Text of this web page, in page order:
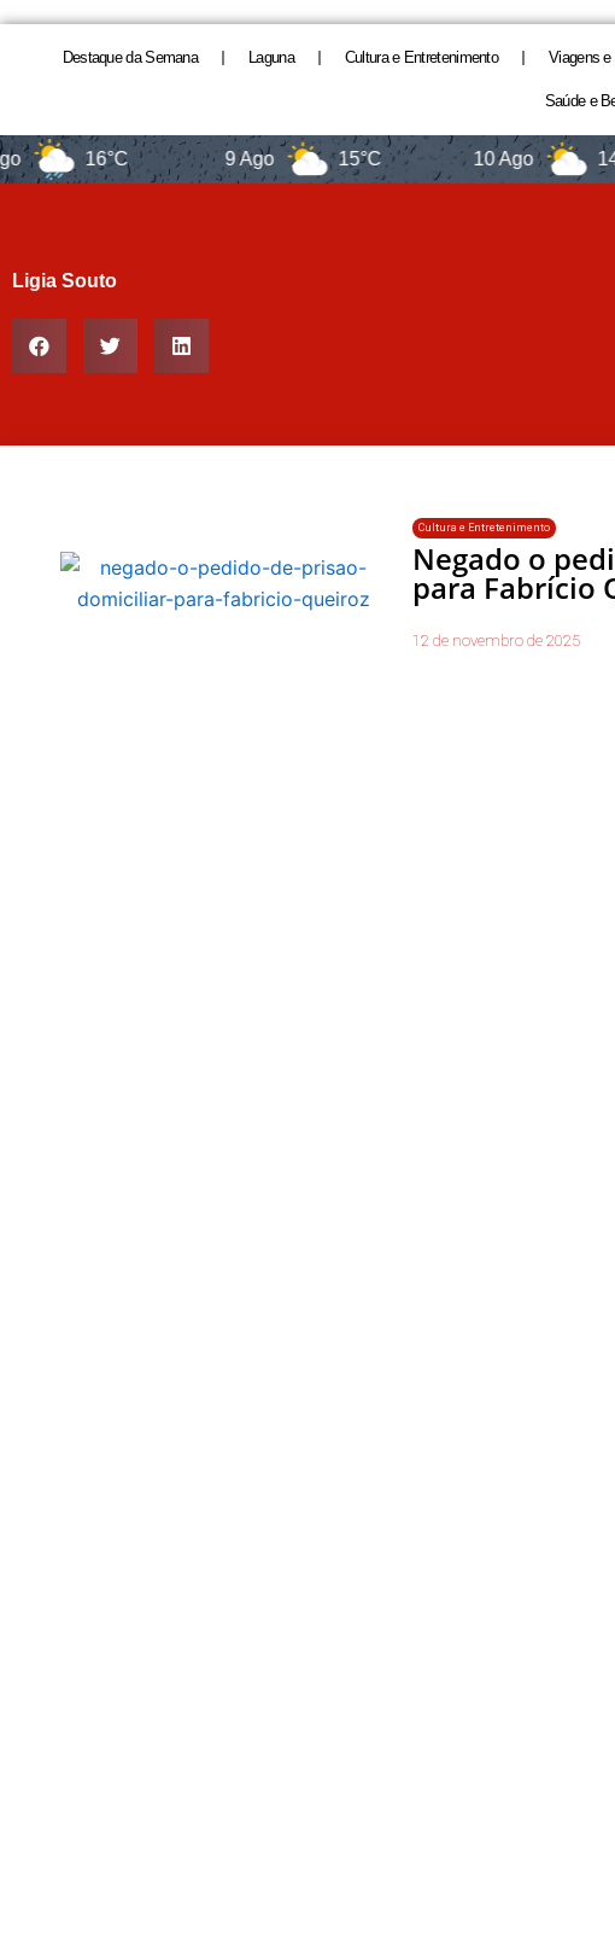
Destaque da Semana Laguna Cultura e Entretenimento Viagens
Saúde e
16°C 9 Ago 15°C 10 Ago 14°C
Ligia Souto
Cultura e Entretenimento
Negado o
para Fabrício
12 de novembro de 2025